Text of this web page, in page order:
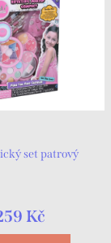
set patrový
Kč